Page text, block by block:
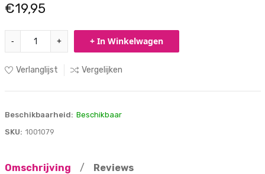
€19,95
- + + In Winkelwagen
Verlanglijst Vergelijken
Beschikbaarheid: Beschikbaar
SKU: 1001079
Omschrijving / Reviews